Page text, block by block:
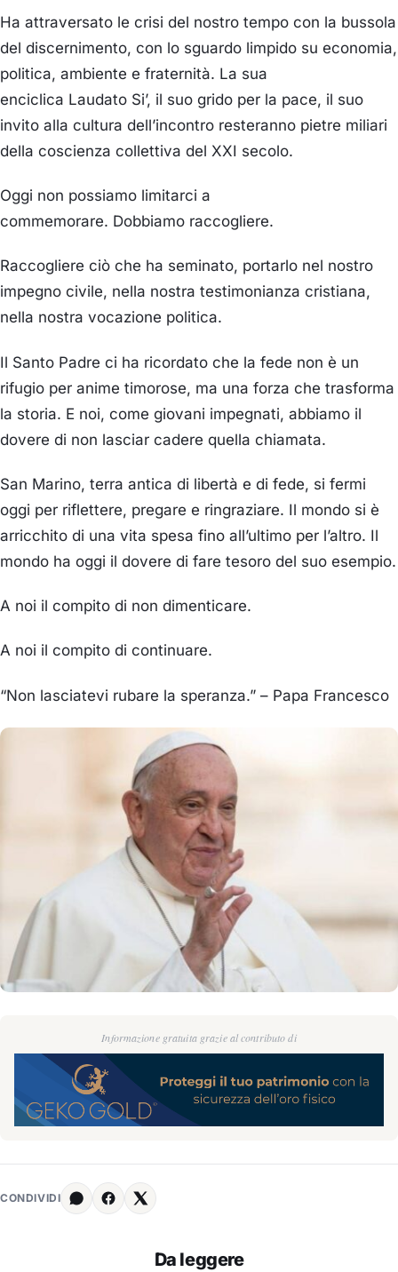
Ha attraversato le crisi del nostro tempo con la bussola
del discernimento, con lo sguardo limpido su economia,
politica, ambiente e fraternità. La sua
enciclica Laudato Si’, il suo grido per la pace, il suo
invito alla cultura dell’incontro resteranno pietre miliari
della coscienza collettiva del XXI secolo.
Oggi non possiamo limitarci a
commemorare. Dobbiamo raccogliere.
Raccogliere ciò che ha seminato, portarlo nel nostro
impegno civile, nella nostra testimonianza cristiana,
nella nostra vocazione politica.
Il Santo Padre ci ha ricordato che la fede non è un
rifugio per anime timorose, ma una forza che trasforma
la storia. E noi, come giovani impegnati, abbiamo il
dovere di non lasciar cadere quella chiamata.
San Marino, terra antica di libertà e di fede, si fermi
oggi per riflettere, pregare e ringraziare. Il mondo si è
arricchito di una vita spesa fino all’ultimo per l’altro. Il
mondo ha oggi il dovere di fare tesoro del suo esempio.
A noi il compito di non dimenticare.
A noi il compito di continuare.
“Non lasciatevi rubare la speranza.” – Papa Francesco
Informazione gratuita grazie al contributo di
CONDIVIDI
Da leggere